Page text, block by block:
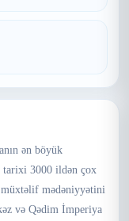
ən böyük
tarixi 3000 ildən çox
müxtəlif mədəniyyətini
və Qədim İmperiya